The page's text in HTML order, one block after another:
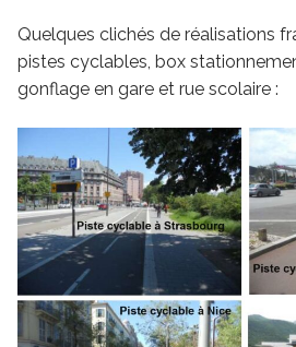
Quelques clichés de réalisations
pistes cyclables, box
gonflage en gare et rue scolaire :